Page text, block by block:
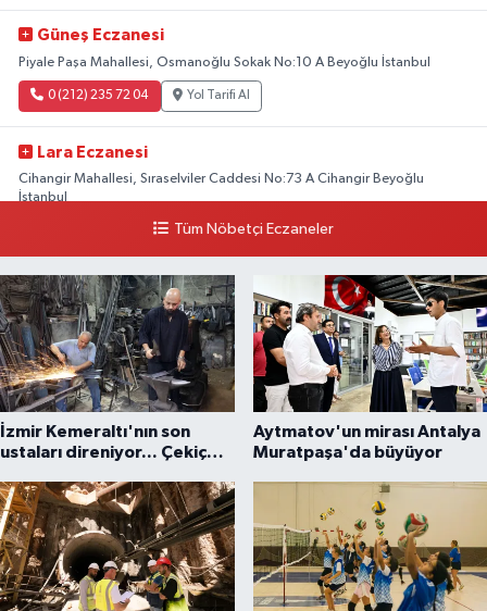
Güneş Eczanesi
Piyale Paşa Mahallesi, Osmanoğlu Sokak No:10 A Beyoğlu İstanbul
0 (212) 235 72 04 Yol Tarifi Al
Lara Eczanesi
Cihangir Mahallesi, Sıraselviler Caddesi No:73 A Cihangir Beyoğlu
İstanbul
Yol Tarifi Al
Tüm Nöbetçi Eczaneler
İzmir Kemeraltı'nın son
ustaları direniyor... Çekiç
Aytmatov'un mirası Antalya
Muratpaşa'da büyüyor